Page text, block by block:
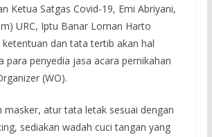
Ketua Satgas Covid-19, Emi Abriyani,
URC, Iptu Banar Loman Harto
dan tata tertib akan hal
para penyedia jasa acara pernikahan
(WO).
masker, atur tata letak sesuai dengan
sediakan wadah cuci tangan yang